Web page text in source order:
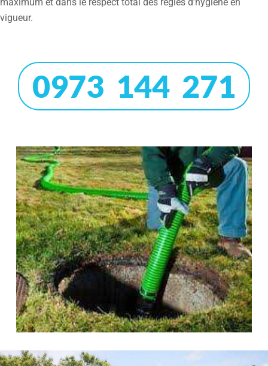
vigueur.
0973 144 271